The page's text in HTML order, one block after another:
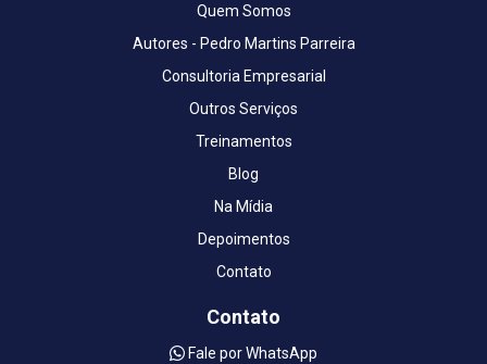
Quem Somos
Autores - Pedro Martins Parreira
Consultoria Empresarial
Outros Serviços
Treinamentos
Blog
Na Mídia
Depoimentos
Contato
Contato
Fale por WhatsApp